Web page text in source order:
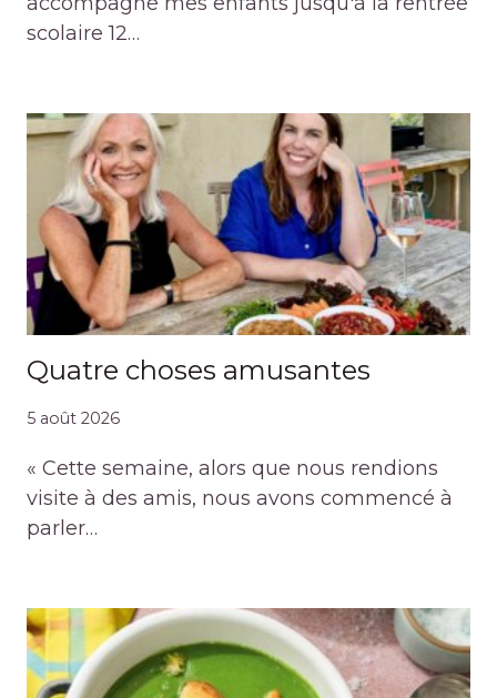
scolaire 12…
Quatre choses amusantes
5 août 2026
« Cette semaine, alors que nous rendions
visite à des amis, nous avons commencé à
parler…